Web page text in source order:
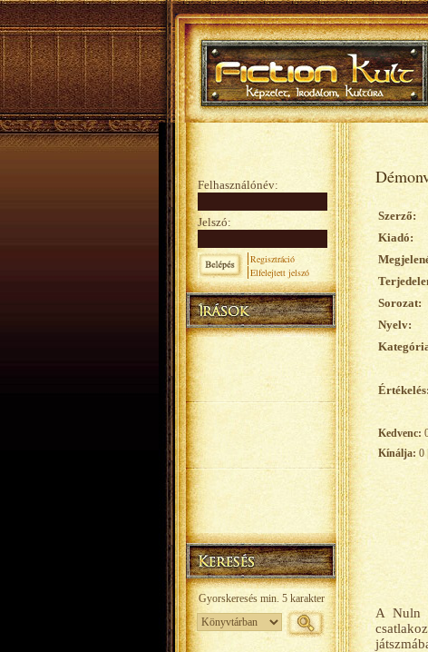
Felhasználónév:
Jelszó:
Regisztráció
Elfelejtett jelszó
Szerző:
Kiadó:
Sorozat:
Nyelv:
Értékelés:
Kedvenc:
Kínálja: 0 |
A Nuln